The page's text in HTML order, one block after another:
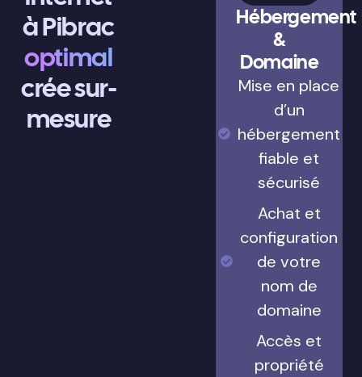
à Pibrac
optimal
crée sur-
mesure
Hébergement
&
Domaine
Mise en place
d’un
hébergement
fiable et
sécurisé
Achat et
configuration
de votre
nom de
domaine
Accès et
propriété